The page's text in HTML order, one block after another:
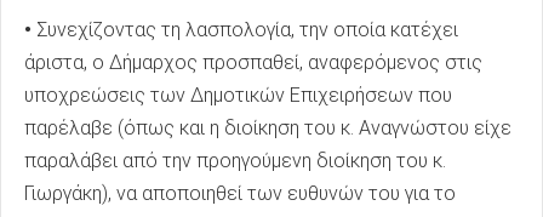
• Συνεχίζοντας τη λασπολογία, την οποία κατέχει
άριστα, ο Δήμαρχος προσπαθεί, αναφερόμενος στις
υποχρεώσεις των Δημοτικών Επιχειρήσεων που
παρέλαβε (όπως και η διοίκηση του κ. Αναγνώστου είχε
παραλάβει από την προηγούμενη διοίκηση του κ.
Γιωργάκη), να αποποιηθεί των ευθυνών του για το